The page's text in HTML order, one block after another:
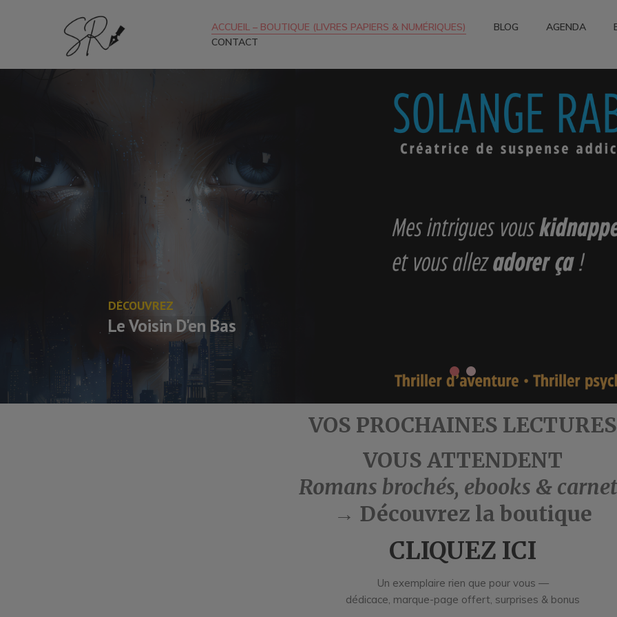
ACCUEIL – BOUTIQUE (LIVRES PAPIERS & NUMÉRIQUES) BLOG AGENDA
CONTACT
VOS PROCHAINES LECTURES
VOUS ATTENDENT
Romans brochés, ebooks &
→ Découvrez la boutique
CLIQUEZ ICI
Un exemplaire rien que pour vous —
dédicace, marque-page offert, surprises & bonus